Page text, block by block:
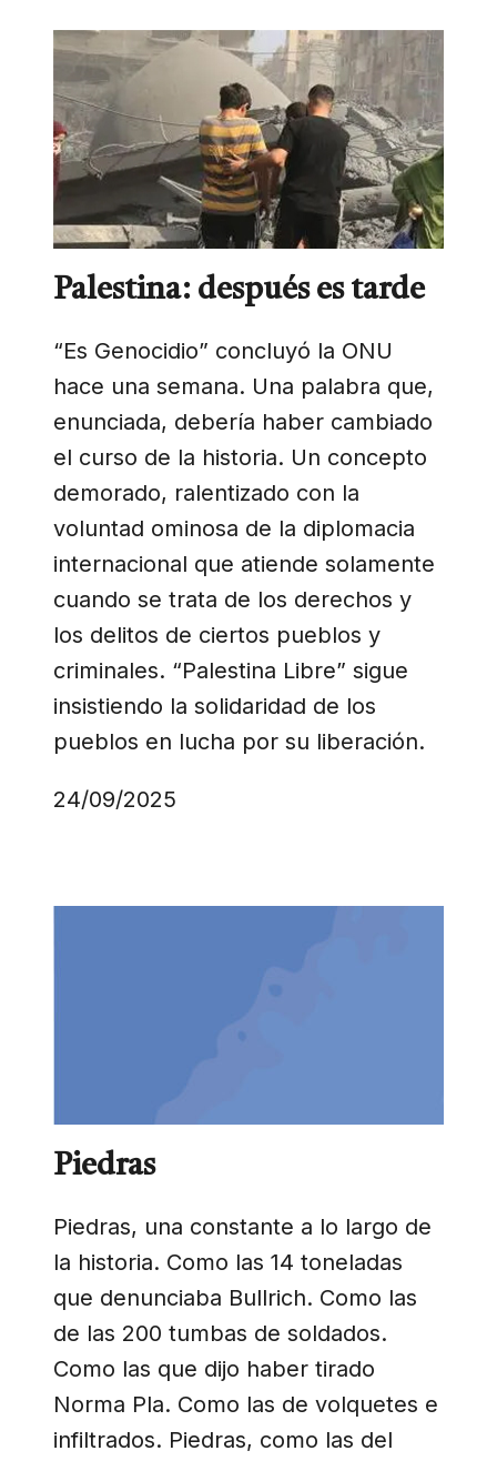
Palestina: después es tarde
“Es Genocidio” concluyó la ONU
hace una semana. Una palabra que,
enunciada, debería haber cambiado
el curso de la historia. Un concepto
demorado, ralentizado con la
voluntad ominosa de la diplomacia
internacional que atiende solamente
cuando se trata de los derechos y
los delitos de ciertos pueblos y
criminales. “Palestina Libre” sigue
insistiendo la solidaridad de los
pueblos en lucha por su liberación.
24/09/2025
Piedras
Piedras, una constante a lo largo de
la historia. Como las 14 toneladas
que denunciaba Bullrich. Como las
de las 200 tumbas de soldados.
Como las que dijo haber tirado
Norma Pla. Como las de volquetes e
infiltrados. Piedras, como las del